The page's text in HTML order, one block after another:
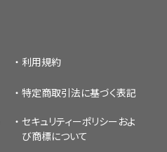
利用規約
特定商取引法に基づく表記
セキュリティーポリシー およ
び商標について